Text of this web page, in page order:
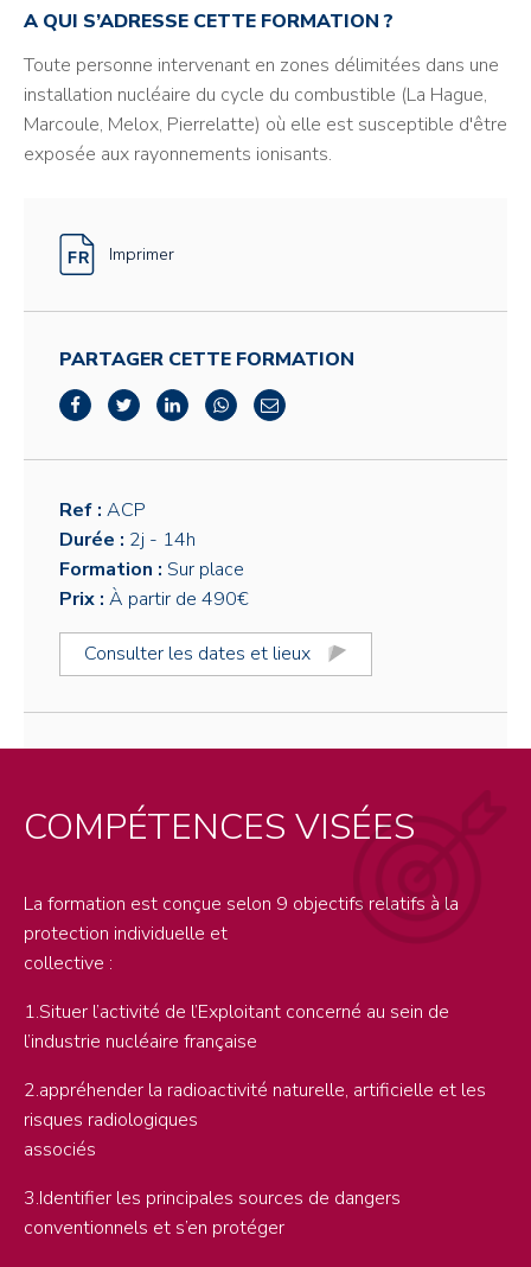
A QUI S’ADRESSE CETTE FORMATION ?
Toute personne intervenant en zones délimitées dans une
installation nucléaire du cycle du combustible (La Hague,
Marcoule, Melox, Pierrelatte) où elle est susceptible d'être
exposée aux rayonnements ionisants.
Imprimer
PARTAGER CETTE FORMATION
Ref : ACP
Durée : 2j - 14h
Formation : Sur place
Prix : À partir de 490€
Consulter les dates et lieux
COMPÉTENCES VISÉES
La formation est conçue selon 9 objectifs relatifs à la
protection individuelle et
collective :
1.Situer l’activité de l’Exploitant concerné au sein de
l’industrie nucléaire française
2.appréhender la radioactivité naturelle, artificielle et les
risques radiologiques
associés
3.Identifier les principales sources de dangers
conventionnels et s’en protéger